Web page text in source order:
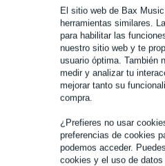
El sitio web de Bax
herramientas similares.
para habilitar las
nuestro sitio web y te
usuario óptima. También
medir y analizar tu
mejorar tanto su
compra.
¿Prefieres no usar
preferencias de cookies
podemos acceder.
cookies y el uso de
Especificaciones completas
Véase también (1)
Accesorios (24)